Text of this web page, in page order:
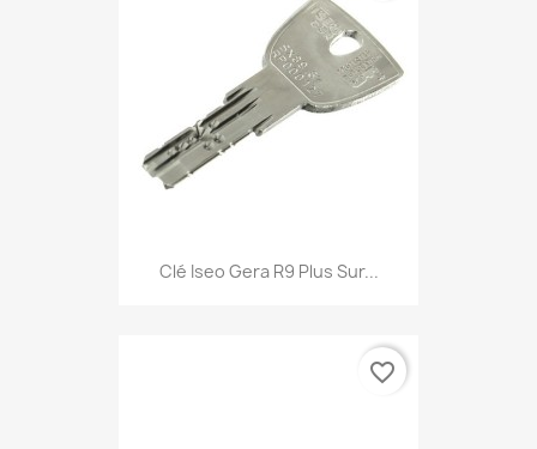
Clé Iseo Gera R9 Plus Sur...
favorite_border